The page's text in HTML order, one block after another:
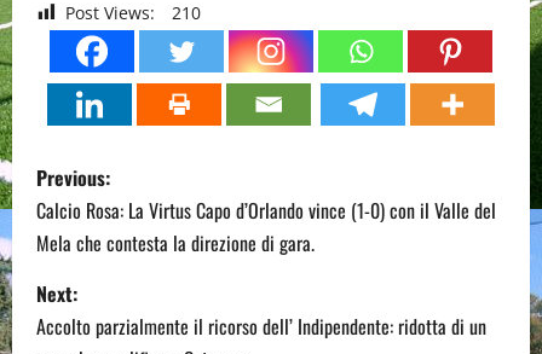
Post Views: 210
P
o
s
t
Previous:
Calcio Rosa: La Virtus Capo d’Orlando vince (1-0) con il Valle del
Mela che contesta la direzione di gara.
Next:
Accolto parzialmente il ricorso dell’ Indipendente: ridotta di un